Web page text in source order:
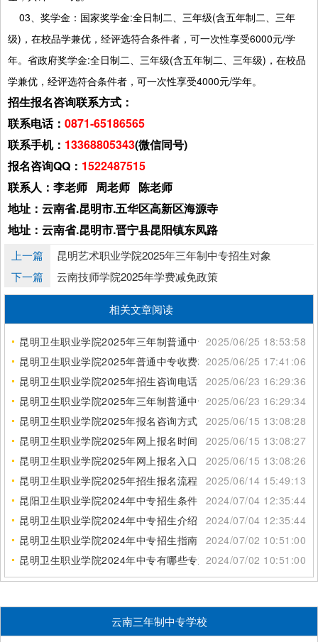
03、奖学金：国家奖学金:全日制二、三年级(含五年制二、三年
级)，在校品学兼优，经评选符合条件者，可一次性享受6000元/学
年。省政府奖学金:全日制二、三年级(含五年制二、三年级)，在校品
学兼优，经评选符合条件者，可一次性享受4000元/学年。
招生报名咨询联系方式：
联系电话： 0871-65186565
联系手机： 13368805343(微信同号)
报名咨询QQ： 1522487515
联系人：李老师 周老师 陈老师
地址：云南省.昆明市.五华区高新区海源寺
地址：云南省.昆明市.晋宁县昆阳镇东凤路
上一篇
昆明艺术职业学院2025年三年制中专招生对象
下一篇
云南技师学院2025年学费减免政策
相关文章阅读
昆明卫生职业学院2025年三年制普通中专招生地点2025/06/25 18:53:58
昆明卫生职业学院2025年普通中专收费标准2025/06/25 17:41:06
昆明卫生职业学院2025年招生咨询电话 2025/06/23 16:29:36
昆明卫生职业学院2025年三年制普通中专专业列表2025/06/23 16:29:34
昆明卫生职业学院2025年报名咨询方式 2025/06/15 13:08:28
昆明卫生职业学院2025年网上报名时间
2025/06/15 13:08:27
昆明卫生职业学院2025年网上报名入口
2025/06/15 13:08:26
昆明卫生职业学院2025年招生报名流程
2025/06/14 15:49:13
昆阳卫生职业学院2024年中专招生条件 2024/07/04 12:35:44
昆明卫生职业学院2024年中专招生介绍
2024/07/04 12:35:44
昆明卫生职业学院2024年中专招生指南 2024/07/02 10:51:00
昆明卫生职业学院2024年中专有哪些专业2024/07/02 10:51:00
云南三年制中专学校